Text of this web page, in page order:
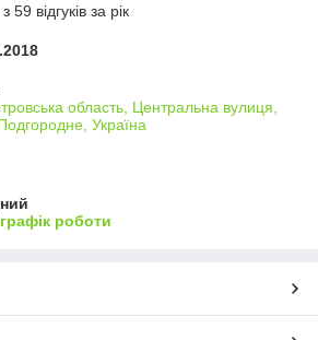
відгуків за рік
область, Центральна вулиця,
Україна
роботи